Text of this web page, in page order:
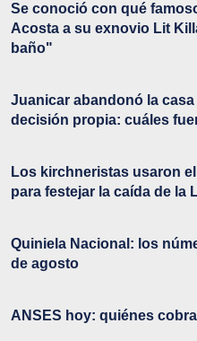
Se conoció con qué
Acosta a su exnovio Lit
baño"
Juanicar abandonó la
decisión propia: cuáles
Los kirchneristas usaron
para festejar la caída de la
Quiniela Nacional: los
de agosto
ANSES hoy: quiénes